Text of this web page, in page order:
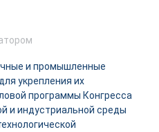
и промышленные
укрепления их
программы Конгресса
и индустриальной среды